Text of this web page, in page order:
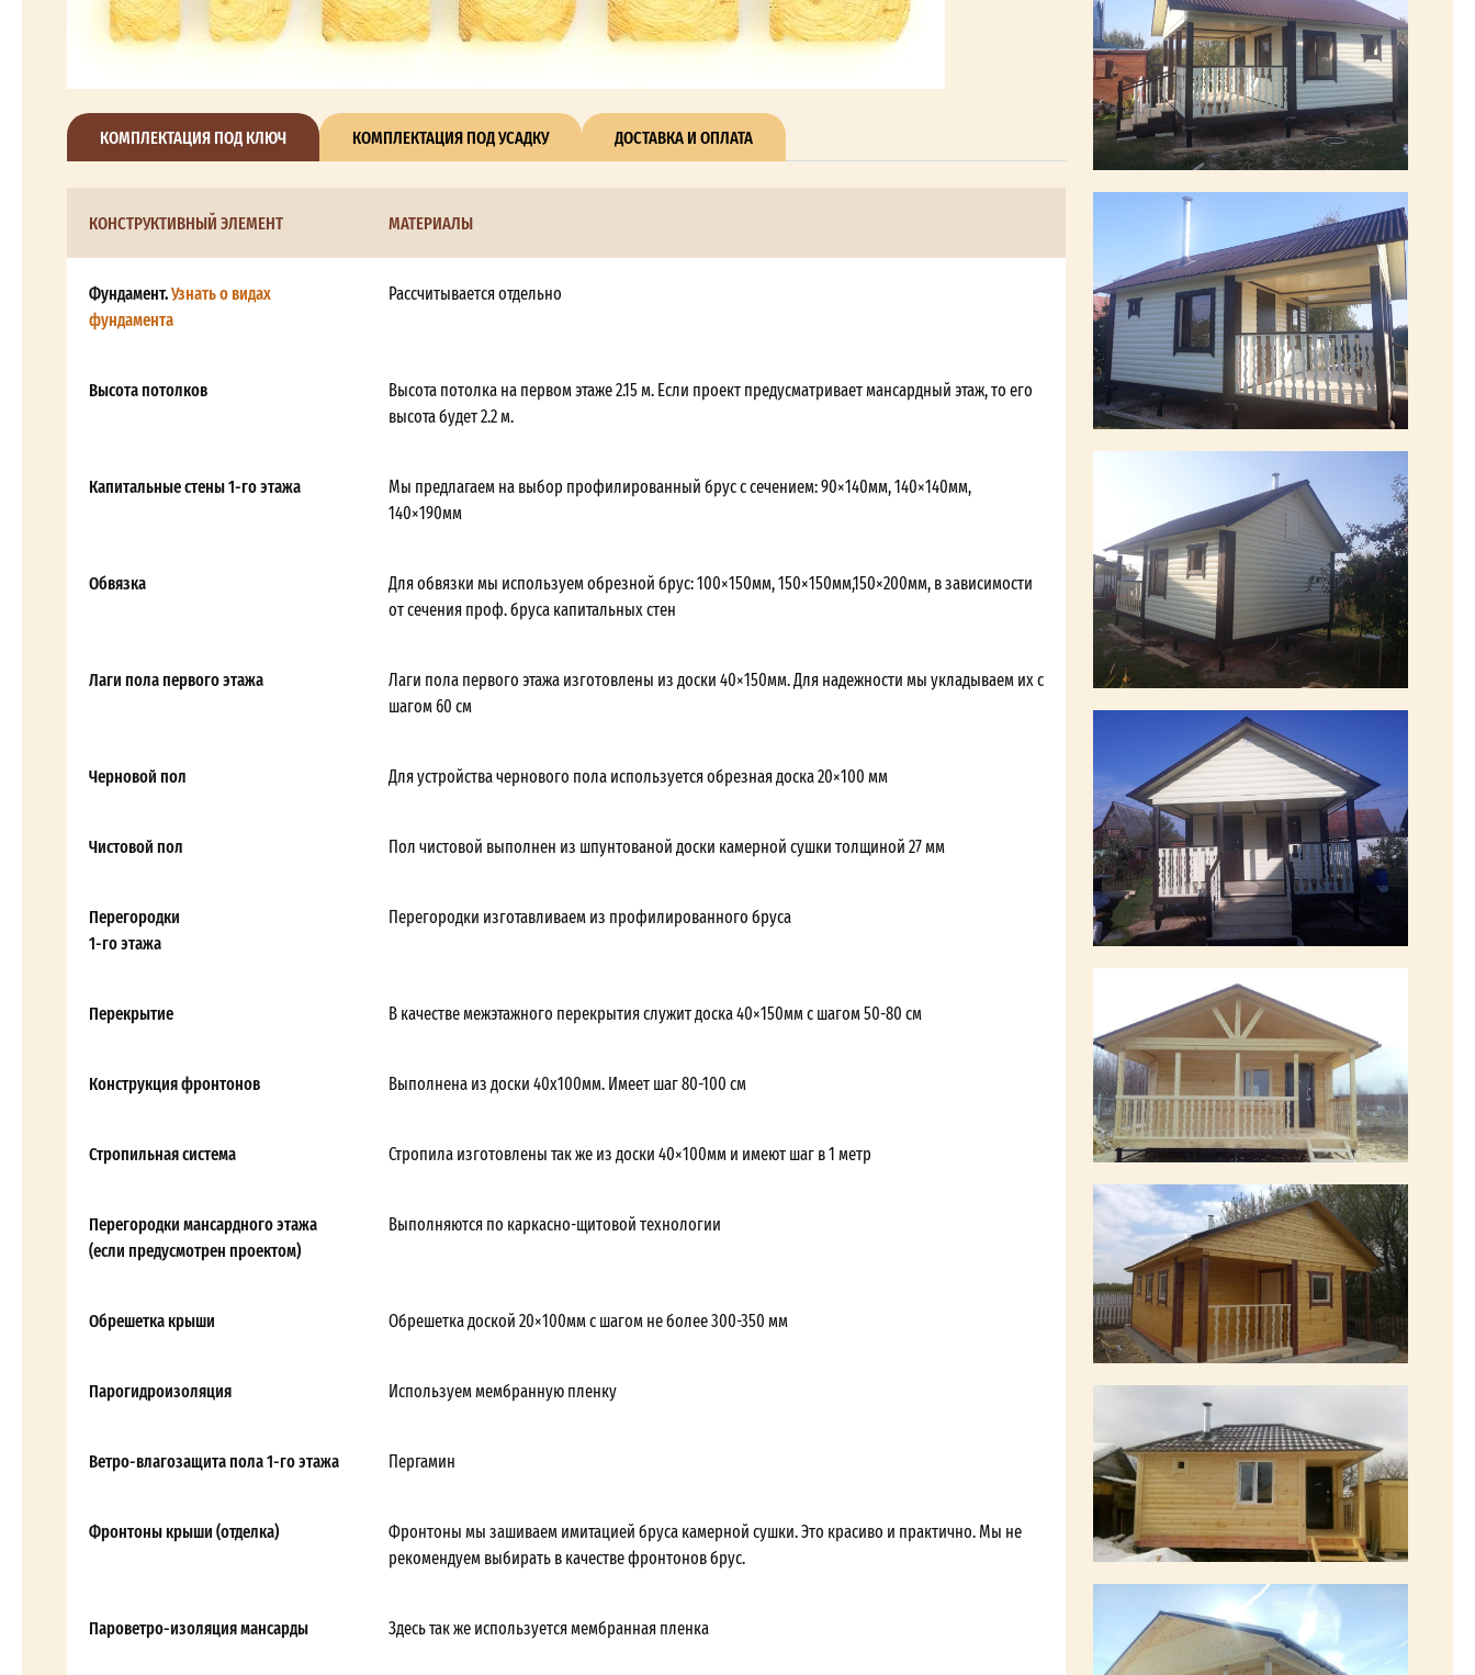
КОМПЛЕКТАЦИЯ ПОД КЛЮЧ КОМПЛЕКТАЦИЯ ПОД УСАДКУ ДОСТАВКА И ОПЛАТА
КОНСТРУКТИВНЫЙ ЭЛЕМЕНТ МАТЕРИАЛЫ
Фундамент.Узнать о видах
фундамента
Рассчитывается отдельно
Высота потолков
Высота потолка на первом этаже 2.15 м. Если проект предусматривает мансардный этаж, то его
высота будет 2.2 м.
Капитальные стены 1-го этажа
Мы предлагаем на выбор профилированный брус с сечением: 90×140мм, 140×140мм,
140×190мм
Обвязка
Для обвязки мы используем обрезной брус: 100×150мм, 150×150мм,150×200мм, в зависимости
от сечения проф. бруса капитальных стен
Лаги пола первого этажа
Лаги пола первого этажа изготовлены из доски 40×150мм. Для надежности мы укладываем их с
шагом 60 см
Черновой пол Для устройства чернового пола используется обрезная доска 20×100 мм
Чистовой пол Пол чистовой выполнен из шпунтованой доски камерной сушки толщиной 27 мм
Перегородки
1-го этажа
Перегородки изготавливаем из профилированного бруса
Перекрытие В качестве межэтажного перекрытия служит доска 40×150мм с шагом 50-80 см
Конструкция фронтонов Выполнена из доски 40х100мм. Имеет шаг 80-100 см
Стропильная система Стропила изготовлены так же из доски 40×100мм и имеют шаг в 1 метр
Перегородки мансардного этажа
(если предусмотрен проектом)
Выполняются по каркасно-щитовой технологии
Обрешетка крыши Обрешетка доской 20×100мм с шагом не более 300-350 мм
Парогидроизоляция Используем мембранную пленку
Ветро-влагозащита пола 1-го этажа Пергамин
Фронтоны крыши (отделка)
Фронтоны мы зашиваем имитацией бруса камерной сушки. Это красиво и практично. Мы не
рекомендуем выбирать в качестве фронтонов брус.
Пароветро-изоляция мансарды Здесь так же используется мембранная пленка